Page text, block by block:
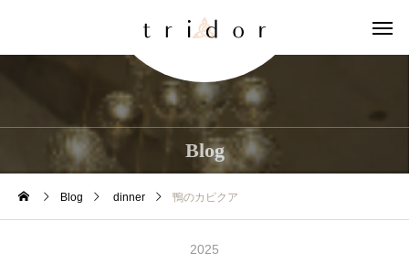
Blog
Blog dinner 鴨のカピクア
2025